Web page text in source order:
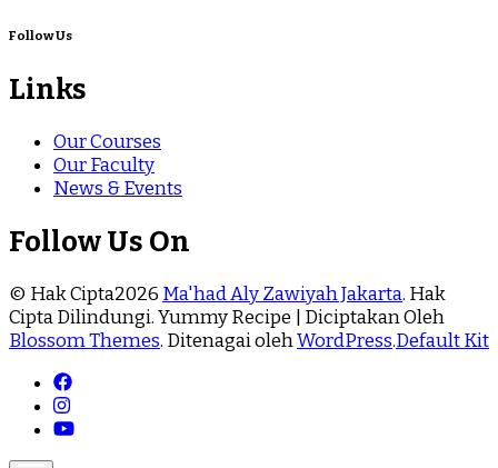
Follow Us
Links
Our Courses
Our Faculty
News & Events
Follow Us On
© Hak Cipta2026 Ma'had Aly Zawiyah Jakarta. Hak
Cipta Dilindungi.Yummy Recipe | Diciptakan Oleh
Blossom Themes. Ditenagai olehWordPress.Default Kit